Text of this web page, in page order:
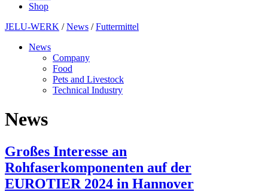
Shop
JELU-WERK /News /Futtermittel
News
Company
Food
Pets and Livestock
Technical Industry
News
Großes Interesse an
Rohfaserkomponenten auf der
EUROTIER 2024 in Hannover